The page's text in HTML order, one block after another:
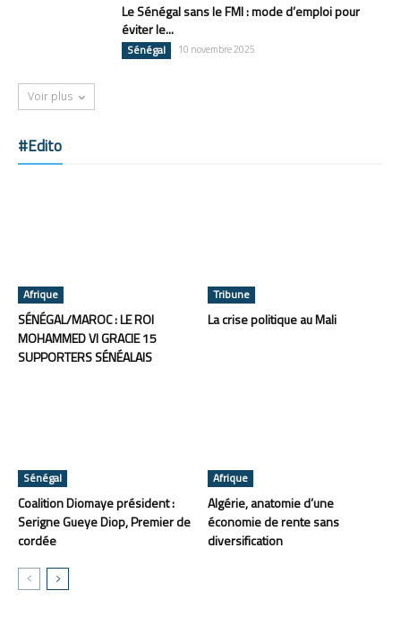
Le Sénégal sans le FMI : mode d’emploi pour
éviter le...
Sénégal 10 novembre 2025
Voir plus
#Edito
Afrique
SÉNÉGAL/MAROC : LE ROI
MOHAMMED VI GRACIE 15
SUPPORTERS SÉNÉALAIS
Tribune
La crise politique au Mali
Sénégal
Coalition Diomaye président :
Serigne Gueye Diop, Premier de
cordée
Afrique
Algérie, anatomie d’une
économie de rente sans
diversification